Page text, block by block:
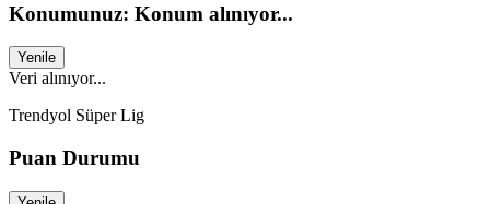
Konumunuz: Konum alınıyor...
Yenile
Veri alınıyor...
Trendyol Süper Lig
Puan Durumu